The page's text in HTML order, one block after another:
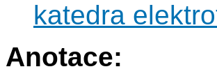
katedra
Anotace: